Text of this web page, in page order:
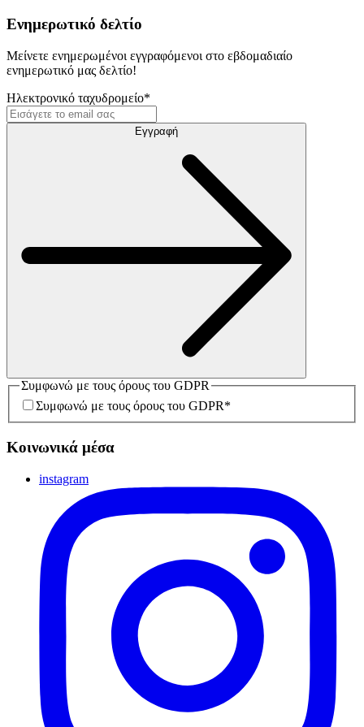
Ενημερωτικό δελτίο
Μείνετε ενημερωμένοι εγγραφόμενοι στο εβδομαδιαίο
ενημερωτικό μας δελτίο!
Ηλεκτρονικό ταχυδρομείο*
Εγγραφή
Συμφωνώ με τους όρους του GDPR
Συμφωνώ με τους όρους του GDPR*
Κοινωνικά μέσα
instagram